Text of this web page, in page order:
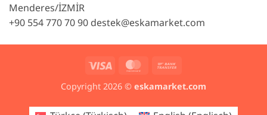
Menderes/İZMİR
+90 554 770 70 90 destek@eskamarket.com
Visa MasterCard
Copyright 2026 © eskamarket.com